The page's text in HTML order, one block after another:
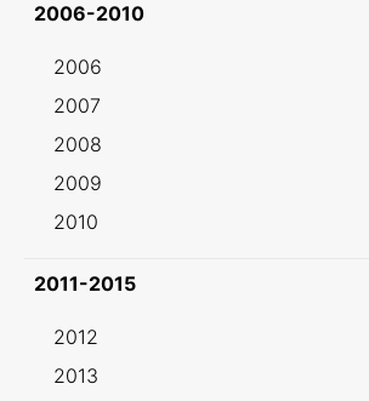
2006-2010
2006
2007
2008
2009
2010
2011-2015
2012
2013